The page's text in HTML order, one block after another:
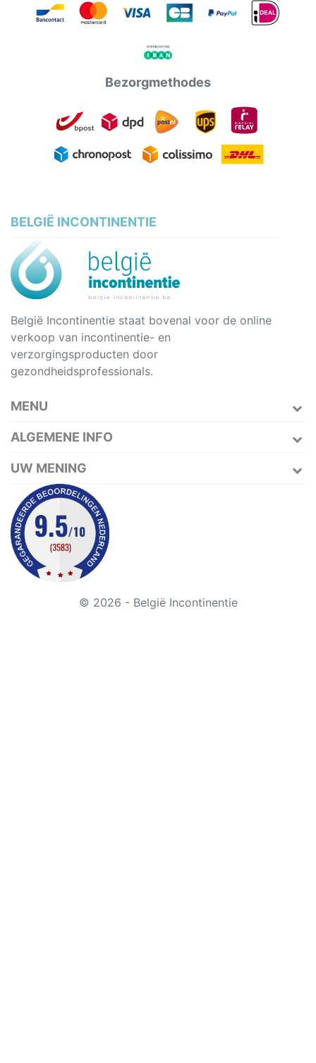
Bezorgmethodes
BELGIË INCONTINENTIE
België Incontinentie staat bovenal voor de online
verkoop van incontinentie- en
verzorgingsproducten door
gezondheidsprofessionals.
MENU
ALGEMENE INFO
UW MENING
© 2026 - België Incontinentie